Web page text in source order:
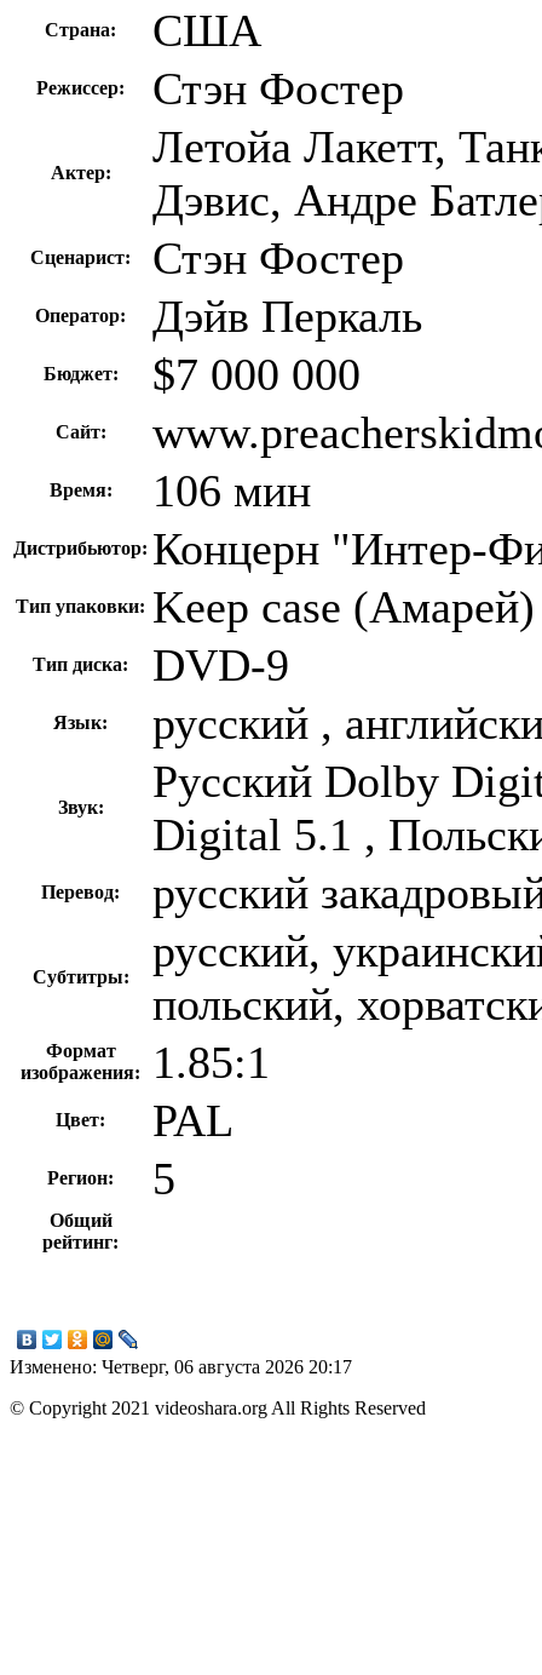
Страна: США
Режиссер: Стэн Фостер
Актер:
Летойа Лакетт,
Дэвис, Андре
Сценарист: Стэн Фостер
Оператор: Дэйв Перкаль
Бюджет: $7 000 000
Сайт:
Время: 106 мин
Дистрибьютор: Концерн "Интер-
Тип упаковки: Keep case (Амарей)
Тип диска: DVD-9
Язык: русский ,
Звук:
Русский Dolby
Digital 5.1 ,
Перевод: русский
Субтитры:
русский,
польский,
Формат
изображения:
1.85:1
Цвет: PAL
Регион: 5
Общий
рейтинг:
Изменено: Четверг, 06 августа 2026 20:17
© Copyright 2021 videoshara.org All Rights Reserved